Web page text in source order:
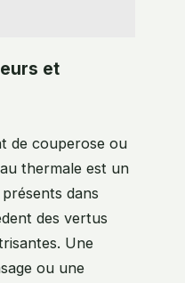
et
de couperose ou
thermale est un
dans
des vertus
Une
ou une